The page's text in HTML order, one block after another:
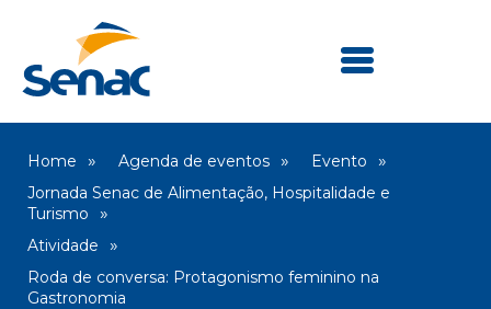
Home Agenda de eventos
Evento
Jornada Senac de Alimentação, Hospitalidade e
Turismo
Atividade
Roda de conversa: Protagonismo feminino na
Gastronomia